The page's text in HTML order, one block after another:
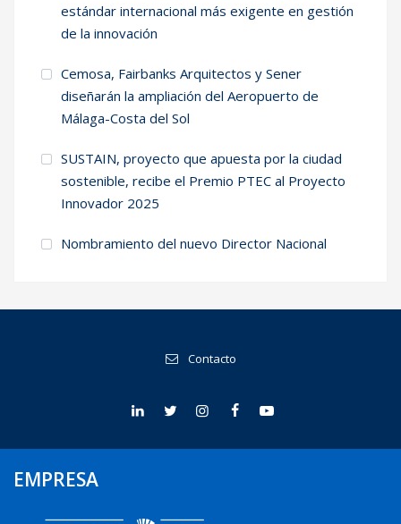
estándar internacional más exigente en gestión
de la innovación
Cemosa, Fairbanks Arquitectos y Sener
diseñarán la ampliación del Aeropuerto de
Málaga-Costa del Sol
SUSTAIN, proyecto que apuesta por la ciudad
sostenible, recibe el Premio PTEC al Proyecto
Innovador 2025
Nombramiento del nuevo Director Nacional
Contacto
EMPRESA